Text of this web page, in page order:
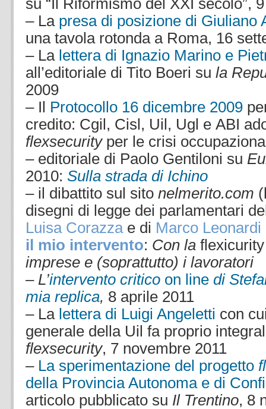
su “Il Riformismo del XXI secolo”,
– La presa di posizione di Giuliano
una tavola rotonda a Roma, 16
– La lettera di Ignazio Marino e
all’editoriale di Tito Boeri su la
2009
– Il Protocollo 16 dicembre 2009
credito: Cgil, Cisl, Uil, Ugl e ABI
flexsecurityper le crisi
– editoriale di Paolo Gentiloni su
2010: Sulla strada di Ichino
– il dibattito sul sito nelmerito.com
disegni di legge dei parlamentari
Luisa Corazzae di Marco
il mio intervento: Con la
imprese e (soprattutto) i lavoratori
– L’intervento critico on line di
mia replica, 8 aprile 2011
– La lettera di Luigi Angeletti con
generale della Uil fa proprio
flexsecurity, 7 novembre 2011
– La sperimentazione del progetto
della Provincia Autonoma e di
articolo pubblicato su Il Trentino, 8